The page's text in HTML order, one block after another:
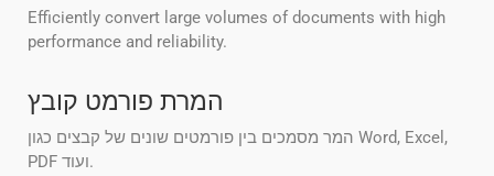
Efficiently convert large volumes of documents with high
performance and reliability.
המרת פורמט קובץ
המר מסמכים בין פורמטים שונים של קבצים כגון Word, Excel,
PDF ועוד.